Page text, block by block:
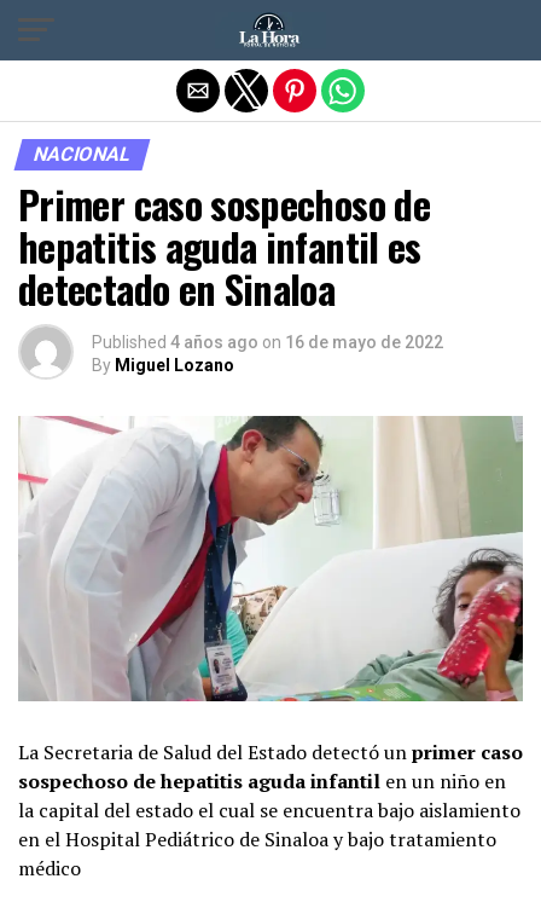
NACIONAL
Primer caso sospechoso de
hepatitis aguda infantil es
detectado en Sinaloa
Published 4 años ago on 16 de mayo de 2022
By Miguel Lozano
La Secretaria de Salud del Estado detectó unprimer caso
sospechoso de hepatitis aguda infantil en un niño en
la capital del estado el cual se encuentra bajo aislamiento
en el Hospital Pediátrico de Sinaloa y bajo tratamiento
médico
Salir de la versión móvil